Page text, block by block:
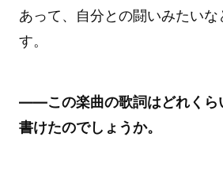
あって、自分との闘いみたいな
す。
――この楽曲の歌詞はどれくら
書けたのでしょうか。